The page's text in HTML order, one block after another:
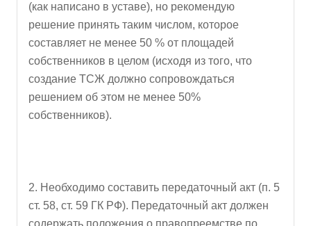
(как написано в уставе), но рекомендую
решение принять таким числом, которое
составляет не менее 50 % от площадей
собственников в целом (исходя из того, что
создание ТСЖ должно сопровождаться
решением об этом не менее 50%
собственников).
2. Необходимо составить передаточный акт (п. 5
ст. 58, ст. 59 ГК РФ). Передаточный акт должен
содержать положения о правопреемстве по